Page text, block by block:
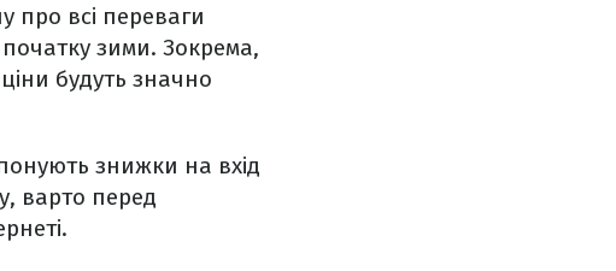
про всі переваги
початку зими. Зокрема,
будуть значно
знижки на вхід
варто перед